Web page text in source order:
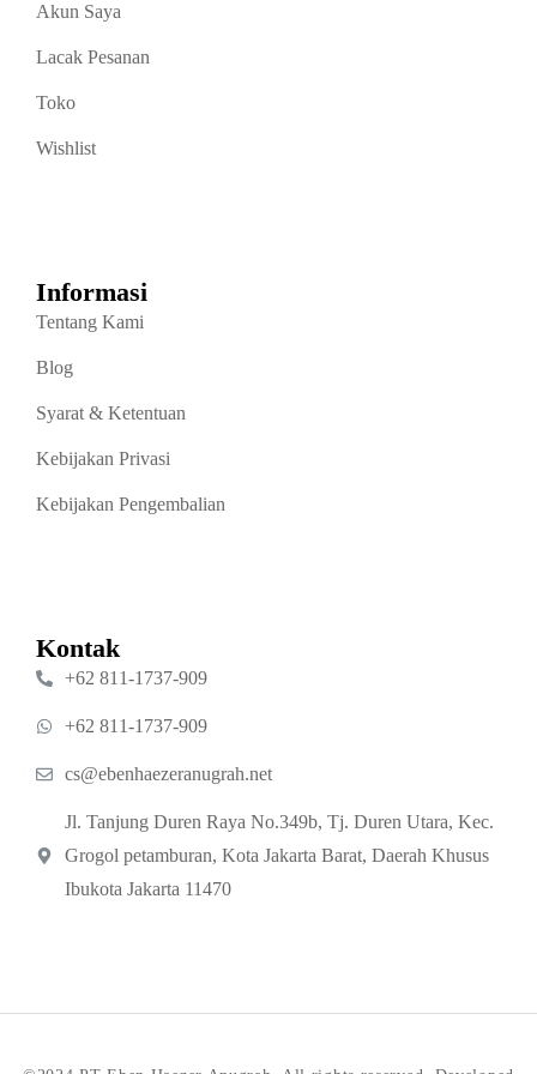
Akun Saya
Lacak Pesanan
Toko
Wishlist
Informasi
Tentang Kami
Blog
Syarat & Ketentuan
Kebijakan Privasi
Kebijakan Pengembalian
Kontak
‪+62 811‑1737‑909‬
‪+62 811‑1737‑909‬
cs@ebenhaezeranugrah.net
Jl. Tanjung Duren Raya No.349b, Tj. Duren Utara, Kec.
Grogol petamburan, Kota Jakarta Barat, Daerah Khusus
Ibukota Jakarta 11470